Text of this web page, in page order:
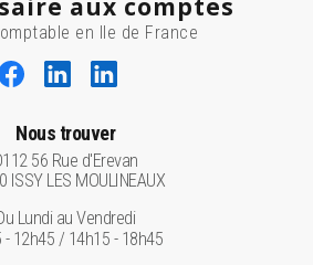
aux comptes
en Ile de France
Nous trouver
56 Rue d'Erevan
ISSY LES MOULINEAUX
Lundi au Vendredi
- 12h45 / 14h15 - 18h45